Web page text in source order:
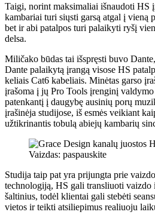
Taigi, norint maksimaliai išnaudoti HS
kambariai turi siųsti garsą atgal į vieną
bet ir abi patalpos turi palaikyti ryšį
delsa.
Miličako būdas tai išspręsti buvo
Dante palaikytą įrangą visose HS
keliais Cat6 kabeliais. Minėtas garso
įrašoma į jų Pro Tools įrenginį
patenkantį į daugybę ausinių porų
įrašinėja studijose, iš esmės veikiant
užtikrinantis tobulą abiejų kambarių
Vaizdas: paspauskite
Studija taip pat yra prijungta prie
technologiją, HS gali transliuoti vaizdo
šaltinius, todėl klientai gali stebėti
vietos ir teikti atsiliepimus realiuoju